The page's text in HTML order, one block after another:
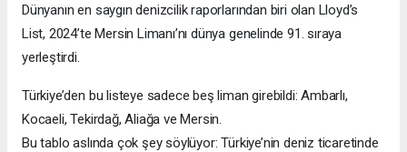
Dünyanın en saygın denizcilik raporlarından biri olan Lloyd’s
List, 2024’te Mersin Limanı’nı dünya genelinde 91. sıraya
yerleştirdi.
Türkiye’den bu listeye sadece beş liman girebildi: Ambarlı,
Kocaeli, Tekirdağ, Aliağa ve Mersin.
Bu tablo aslında çok şey söylüyor: Türkiye’nin deniz ticaretinde